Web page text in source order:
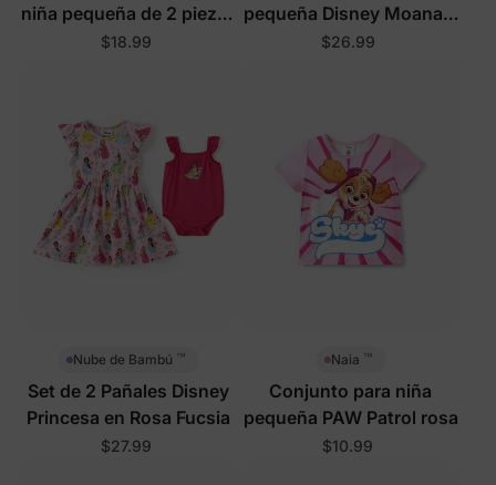
niña pequeña de 2 piezas
rosa
$18.99
pequeña Disney Moana 2
piezas con protección
$26.99
Nube de Bambú ™
Set de 2 Pañales Disney
Princesa en Rosa Fucsia
$27.99
Naia ™
Conjunto para niña
pequeña PAW Patrol rosa
$10.99